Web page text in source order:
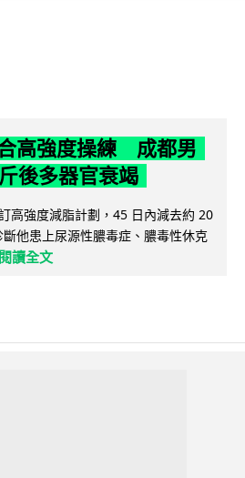
高強度操練 成都男
後多器官衰竭
高強度減脂計劃，45 日內減去約 20
他患上尿源性膿毒症、膿毒性休克
閱讀全文